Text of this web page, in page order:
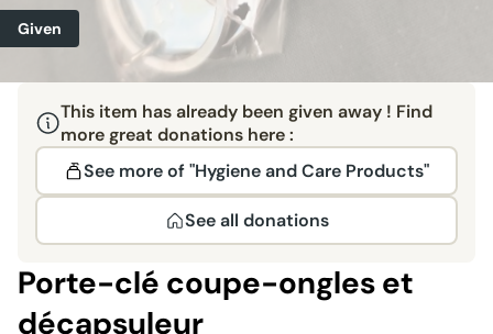
Given
This item has already been given away ! Find
more great donations here :
See more of "Hygiene and Care Products"
See all donations
Porte-clé coupe-ongles et
décapsuleur